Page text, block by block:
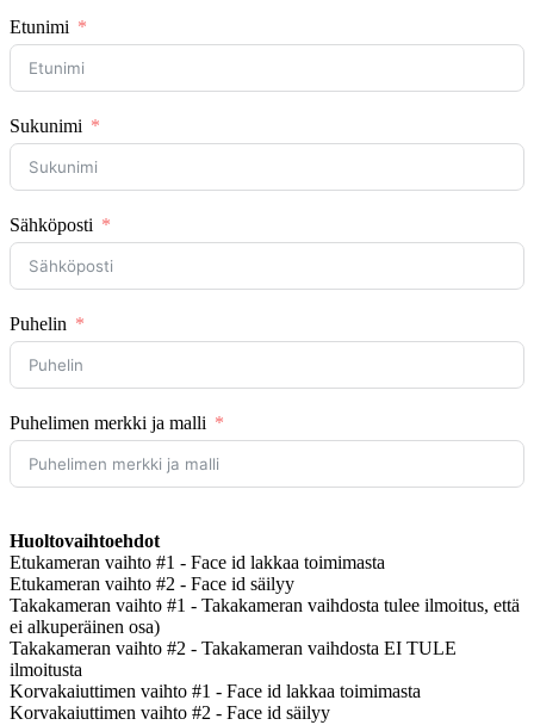
Etunimi
Sukunimi
Sähköposti
Puhelin
Puhelimen merkki ja malli
Huoltovaihtoehdot
Etukameran vaihto #1 - Face id lakkaa toimimasta
Etukameran vaihto #2 - Face id säilyy
Takakameran vaihto #1 - Takakameran vaihdosta tulee ilmoitus, että
ei alkuperäinen osa)
Takakameran vaihto #2 - Takakameran vaihdosta EI TULE
ilmoitusta
Korvakaiuttimen vaihto #1 - Face id lakkaa toimimasta
Korvakaiuttimen vaihto #2 - Face id säilyy